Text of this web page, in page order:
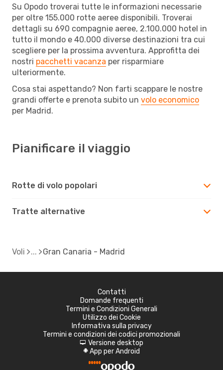
Su Opodo troverai tutte le informazioni necessarie
per oltre 155.000 rotte aeree disponibili. Troverai
dettagli su 690 compagnie aeree, 2.100.000 hotel in
tutto il mondo e 40.000 diverse destinazioni tra cui
scegliere per la prossima avventura. Approfitta dei
nostri pacchetti vacanza per risparmiare
ulteriormente.
Cosa stai aspettando? Non farti scappare le nostre
grandi offerte e prenota subito un volo economico
per Madrid.
Pianificare il viaggio
Rotte di volo popolari
Tratte alternative
Voli Gran Canaria - Madrid
Contatti
Domande frequenti
Termini e Condizioni Generali
Utilizzo dei Cookie
Informativa sulla privacy
Termini e condizioni dei codici promozionali
d Versione desktop
A App per Android